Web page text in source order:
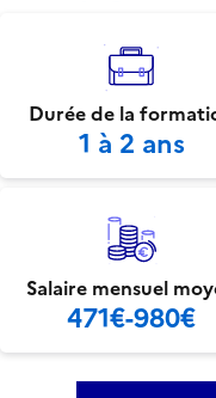
Durée de la
1 à 2 ans
Salaire mensuel
471€-980€